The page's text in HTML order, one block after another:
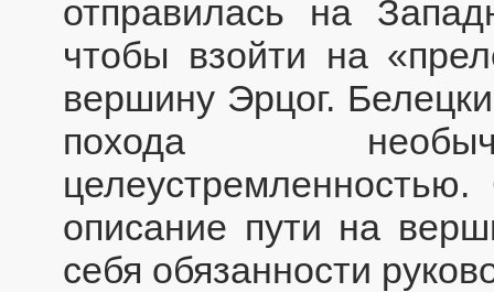
отправилась на
чтобы взойти на
вершину Эрцог.
похода
описание пути на
себя обязанности